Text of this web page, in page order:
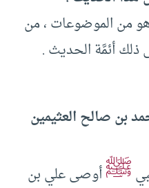
من الموضوعات ، من
أئمَّة الحديث .
بن صالح العثيمين
ﷺأوصى علي بن